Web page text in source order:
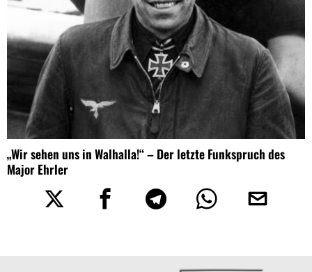
„Wir sehen uns in Walhalla!“ – Der letzte Funkspruch des
Major Ehrler